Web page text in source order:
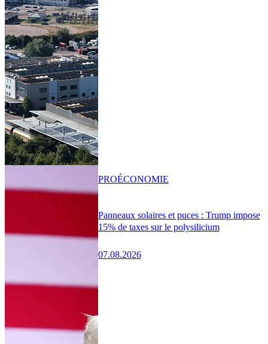
Panneaux solaires et puces : Trump impose
15% de taxes sur le polysilicium
07.08.2026
PROÉCONOMIE